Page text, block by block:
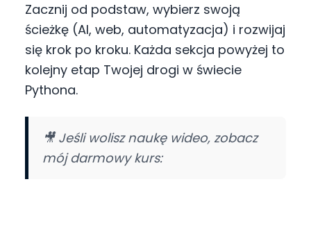
Zacznij od podstaw, wybierz swoją
ścieżkę (AI, web, automatyzacja) i rozwijaj
się krok po kroku. Każda sekcja powyżej to
kolejny etap Twojej drogi w świecie
Pythona.
🎥 Jeśli wolisz naukę wideo, zobacz
mój darmowy kurs: